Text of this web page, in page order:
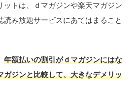
ットは、ｄマガジンや楽天マガジン
読み放題サービスにあてはまること
年額払いの割引がｄマガジンにはな
ガジンと比較して、大きなデメリッ